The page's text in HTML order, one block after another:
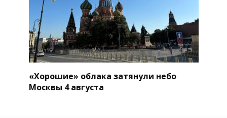
«Хорошие» облака затянули небо
Москвы 4 августа